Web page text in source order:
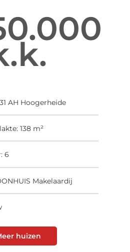
AH Hoogerheide
138 m²
6
Makelaardij
huizen